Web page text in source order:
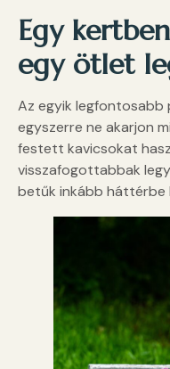
Egy
egy ötlet
Az egyik legfontosabb
egyszerre ne akarjon
festett kavicsokat
visszafogottabbak
betűk inkább háttérbe